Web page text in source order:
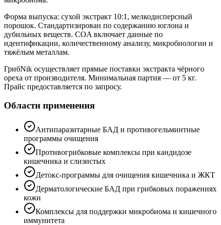
Форма выпуска: сухой экстракт 10:1, мелкодисперсный
порошок. Стандартизирован по содержанию юглона и
дубильных веществ. COA включает данные по
идентификации, количественному анализу, микробиологии и
тяжёлым металлам.
ГрибNik осуществляет прямые поставки экстракта чёрного
ореха от производителя. Минимальная партия — от 5 кг.
Прайс предоставляется по запросу.
Области применения
Антипаразитарные БАД и противогельминтные
программы очищения
Противогрибковые комплексы при кандидозе
кишечника и слизистых
Детокс-программы для очищения кишечника и ЖКТ
Дерматологические БАД при грибковых поражениях
кожи
Комплексы для поддержки микробиома и кишечного
иммунитета